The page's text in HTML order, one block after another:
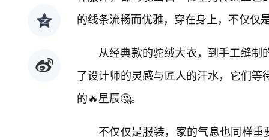
的线条流畅而优雅，穿在身上，不仅仅
从经典款的驼绒大衣，到手工缝
了设计师的灵感与匠人的汗水，它们
的🔥星辰🤔。
不仅仅是服装，家的气息也同样重